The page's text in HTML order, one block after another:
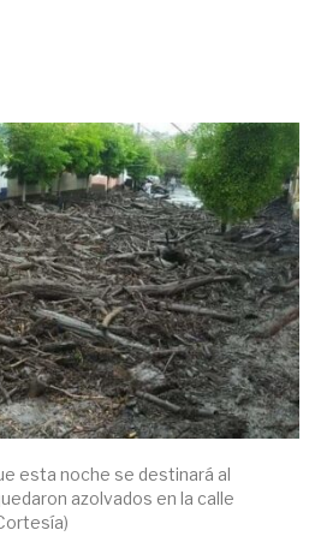
O
3
,
2
0
1
9
esta noche se destinará al
azolvados en la calle